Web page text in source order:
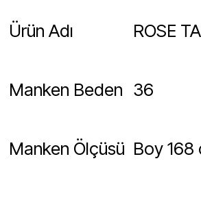
Ürün Adı ROSE
Manken Beden 36
Manken Ölçüsü Boy